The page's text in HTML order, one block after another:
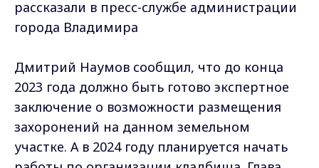
рассказали в пресс-службе администрации
города Владимира
Дмитрий Наумов сообщил, что до конца
2023 года должно быть готово экспертное
заключение о возможности размещения
захоронений на данном земельном
участке. А в 2024 году планируется начать